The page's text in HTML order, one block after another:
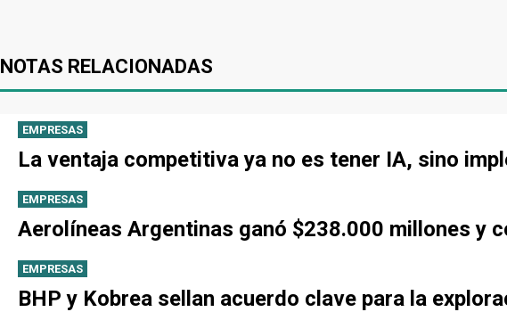
NOTAS RELACIONADAS
EMPRESAS
La ventaja competitiva ya no es tener IA, sino
EMPRESAS
Aerolíneas Argentinas ganó $238.000 millones y
EMPRESAS
BHP y Kobrea sellan acuerdo clave para la